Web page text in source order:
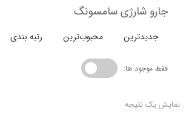
شارژی سامسونگ
محبوب‌ترین رتبه بندی ارزان‌ترین
ها:
نتیجه